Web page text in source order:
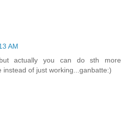
AM
actually you can do sth more
instead of just working...ganbatte:)